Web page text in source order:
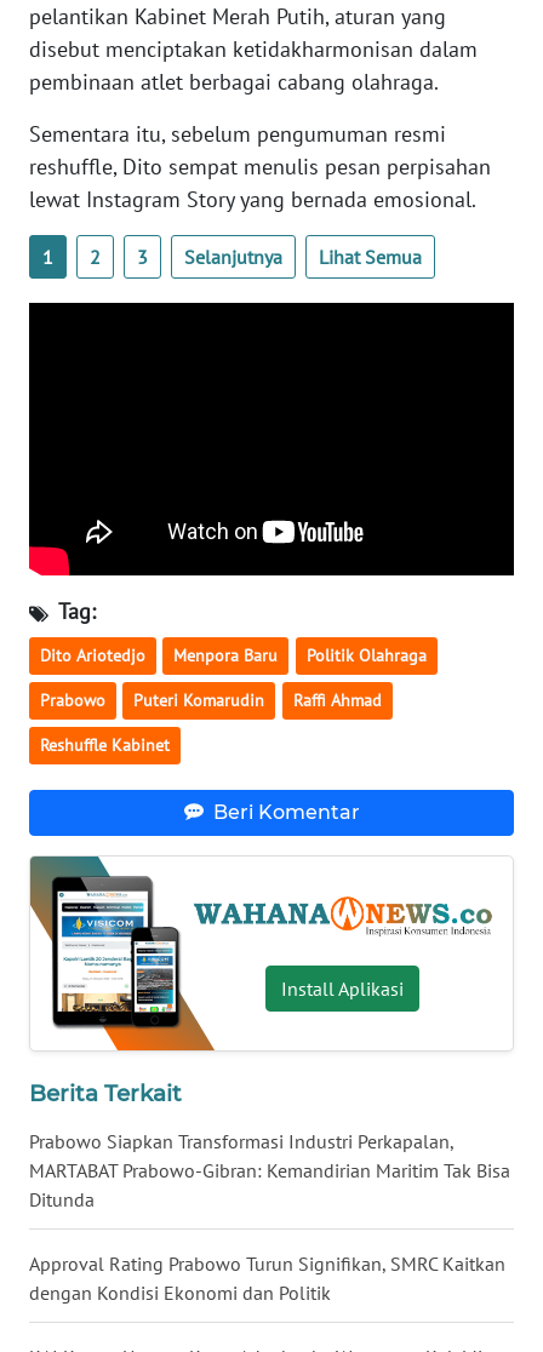
pelantikan Kabinet Merah Putih, aturan yang
disebut menciptakan ketidakharmonisan dalam
pembinaan atlet berbagai cabang olahraga.
Sementara itu, sebelum pengumuman resmi
reshuffle, Dito sempat menulis pesan perpisahan
lewat Instagram Story yang bernada emosional.
1 2 3 Selanjutnya Lihat Semua
Tag:
Dito Ariotedjo Menpora Baru Politik Olahraga
Prabowo Puteri Komarudin Raffi Ahmad
Reshuffle Kabinet
Beri Komentar
Install Aplikasi
Berita Terkait
Prabowo Siapkan Transformasi Industri Perkapalan,
MARTABAT Prabowo-Gibran: Kemandirian Maritim Tak Bisa
Ditunda
Approval Rating Prabowo Turun Signifikan, SMRC Kaitkan
dengan Kondisi Ekonomi dan Politik
WN
PAPUA
PAPUA
RIAU
WN
WN
NTB
WN
SULTENG
WN
WN
SUMBAR
WN
SUMSEL
BENGKULU
WN
LAMPUNG
WN
JATENG